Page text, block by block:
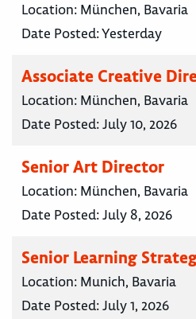
Location: München, Bavaria
Date Posted:Yesterday
Associate Creative
Location: München, Bavaria
Date Posted:July 10, 2026
Senior Art Director
Location: München, Bavaria
Date Posted:July 8, 2026
Senior Learning
Location: Munich, Bavaria
Date Posted:July 1, 2026